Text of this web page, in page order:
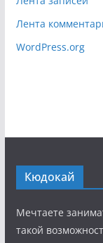
Лента
WordPress.org
Кюдокай
Мечтаете
такой